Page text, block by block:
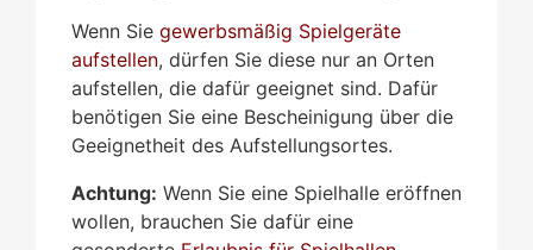
Wenn Sie gewerbsmäßig Spielgeräte
aufstellen, dürfen Sie diese nur an Orten
aufstellen, die dafür geeignet sind. Dafür
benötigen Sie eine Bescheinigung über die
Geeignetheit des Aufstellungsortes.
Achtung: Wenn Sie eine Spielhalle eröffnen
wollen, brauchen Sie dafür eine